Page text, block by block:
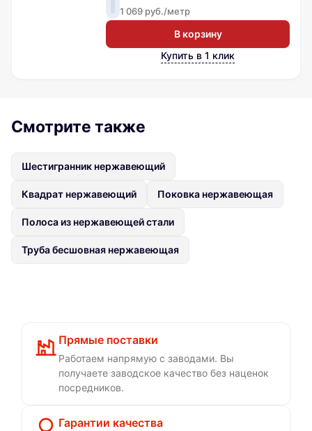
1 069 руб./метр
В корзину
Купить в 1 клик
Смотрите также
Шестигранник нержавеющий
Квадрат нержавеющий Поковка нержавеющая
Полоса из нержавеющей стали
Труба бесшовная нержавеющая
Прямые поставки
Работаем напрямую с заводами. Вы
получаете заводское качество без наценок
посредников.
Гарантии качества